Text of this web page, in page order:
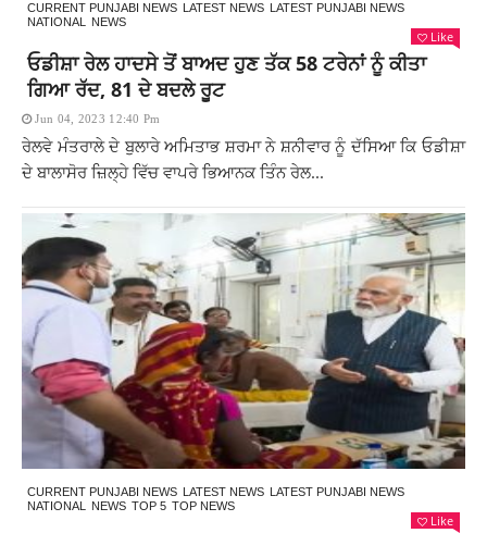
CURRENT PUNJABI NEWS LATEST NEWS LATEST PUNJABI NEWS
NATIONAL
NEWS
Like
ਓਡੀਸ਼ਾ ਰੇਲ ਹਾਦਸੇ ਤੋਂ ਬਾਅਦ ਹੁਣ ਤੱਕ 58 ਟਰੇਨਾਂ ਨੂੰ ਕੀਤਾ
ਗਿਆ ਰੱਦ, 81 ਦੇ ਬਦਲੇ ਰੂਟ
Jun 04, 2023 12:40 Pm
ਰੇਲਵੇ ਮੰਤਰਾਲੇ ਦੇ ਬੁਲਾਰੇ ਅਮਿਤਾਭ ਸ਼ਰਮਾ ਨੇ ਸ਼ਨੀਵਾਰ ਨੂੰ ਦੱਸਿਆ ਕਿ ਓਡੀਸ਼ਾ
ਦੇ ਬਾਲਾਸੋਰ ਜ਼ਿਲ੍ਹੇ ਵਿੱਚ ਵਾਪਰੇ ਭਿਆਨਕ ਤਿੰਨ ਰੇਲ...
CURRENT PUNJABI NEWS LATEST NEWS LATEST PUNJABI NEWS
NATIONAL
NEWS TOP 5 TOP NEWS
Like